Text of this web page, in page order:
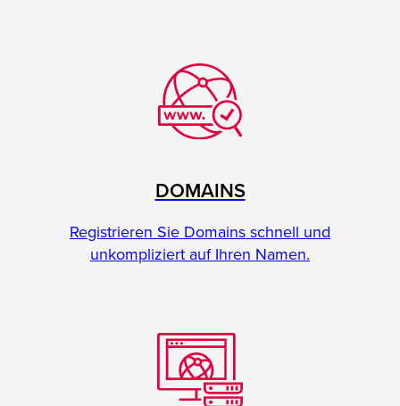
DOMAINS
Registrieren Sie Domains schnell und
unkompliziert auf Ihren Namen.